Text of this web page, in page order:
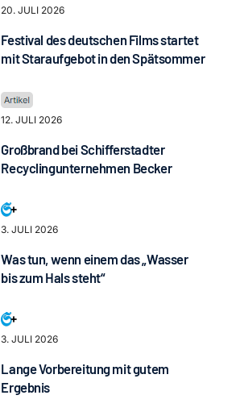
20. JULI 2026
Festival des deutschen Films startet
mit Staraufgebot in den Spätsommer
12. JULI 2026
Großbrand bei Schifferstadter
Recyclingunternehmen Becker
3. JULI 2026
Was tun, wenn einem das „Wasser
bis zum Hals steht“
3. JULI 2026
Lange Vorbereitung mit gutem
Ergebnis